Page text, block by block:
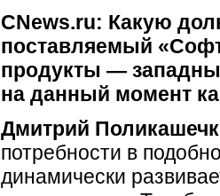
CNews.ru: Какую
поставляемый
продукты —
на данный момент
Дмитрий
потребности в
динамически